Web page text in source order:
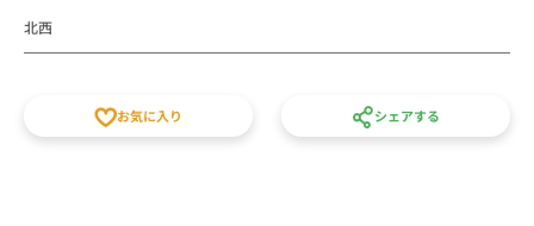
ー・マンスリーマンションとしてご利用ください。スカ
良いけど、夜のライトアップは息をのみます。
スタッフ一同皆様のご予約をお待ちしております。
北西
お気に入り シェアする